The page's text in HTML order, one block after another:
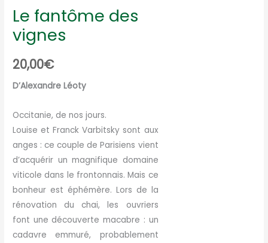
Le fantôme des
vignes
20,00€
D’Alexandre Léoty
Occitanie, de nos jours.
Louise et Franck Varbitsky sont aux
anges : ce couple de Parisiens vient
d’acquérir un magnifique domaine
viticole dans le frontonnais. Mais ce
bonheur est éphémère. Lors de la
rénovation du chai, les ouvriers
font une découverte macabre : un
cadavre emmuré, probablement